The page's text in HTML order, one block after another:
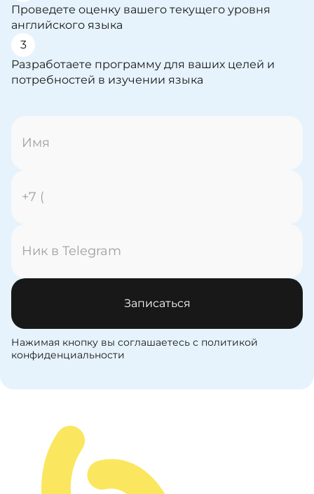
Проведете оценку вашего текущего уровня
английского языка
3
Разработаете программу для ваших целей и
потребностей в изучении языка
Записаться
Нажимая кнопку вы соглашаетесь с политикой
конфиденциальности